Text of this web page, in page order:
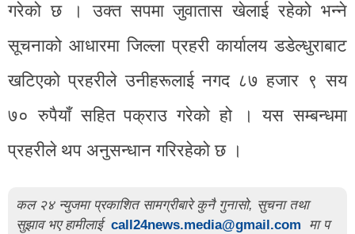
गरेको छ । उक्त सपमा जुवातास खेलाई रहेको भन्ने
सूचनाको आधारमा जिल्ला प्रहरी कार्यालय डडेल्धुराबाट
खटिएको प्रहरीले उनीहरूलाई नगद ८७ हजार ९ सय
७० रुपैयाँ सहित पक्राउ गरेको हो । यस सम्बन्धमा
प्रहरीले थप अनुसन्धान गरिरहेको छ ।
कल २४ न्युजमा प्रकाशित सामग्रीबारे कुनै गुनासो, सुचना तथा
सुझाव भए हामीलाई call24news.media@gmail.com
मा प